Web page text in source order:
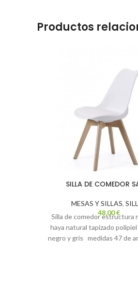
Productos
SILLA DE COMEDOR
MESAS Y SILLAS,
48,00€
Silla de comedor estructura
haya natural tapizado
negro y gris medidas 47 de